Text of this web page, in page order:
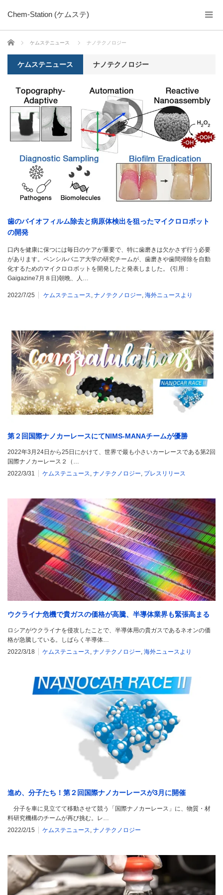
Chem-Station (ケムステ)
ホーム ケムステニュース ナノテクノロジー
ケムステニュース ナノテクノロジー
歯のバイオフィルム除去と病原体検出を狙ったマイクロロボット
の開発
口内を健康に保つには毎日のケアが重要で、特に歯磨きは欠かさず行う必要
があります。ペンシルバニア大学の研究チームが、歯磨きや歯間掃除を自動
化するためのマイクロロボットを開発したと発表しました。 (引用：
Gaigazine7月８日)朝晩、人…
2022/7/25 ケムステニュース ナノテクノロジー 海外ニュースより
第２回国際ナノカーレースにてNIMS-MANAチームが優勝
2022年3月24日から25日にかけて、世界で最も小さいカーレースである第2回
国際ナノカーレース２（…
2022/3/31
ケムステニュース, ナノテクノロジー, プレスリリース
ウクライナ危機で貴ガスの価格が高騰、半導体業界も緊張高まる
ロシアがウクライナを侵攻したことで、半導体用の貴ガスであるネオンの価
格が急騰している。しばらく半導体…
2022/3/18
ケムステニュース, ナノテクノロジー, 海外ニュースより
進め、分子たち！第２回国際ナノカーレースが3月に開催
分子を車に見立てて移動させて競う「国際ナノカーレース」に、物質・材
料研究機構のチームが再び挑む。レ…
2022/2/15
ケムステニュース, ナノテクノロジー